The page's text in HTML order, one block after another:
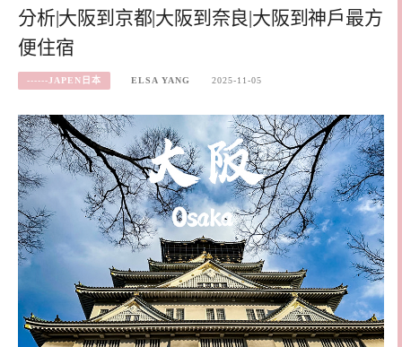
分析|大阪到京都|大阪到奈良|大阪到神戶最方
便住宿
------JAPEN日本 ELSA YANG 2025-11-05